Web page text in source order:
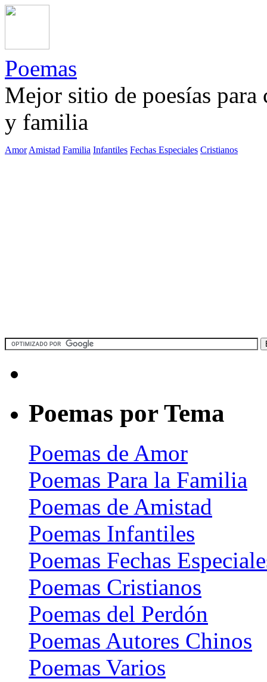
Poemas
Mejor sitio de poesías
y familia
Amor Amistad Familia Infantiles Fechas Especiales Cristianos
Poemas por Tema
Poemas de Amor
Poemas Para la Familia
Poemas de Amistad
Poemas Infantiles
Poemas Fechas
Poemas Cristianos
Poemas del Perdón
Poemas Autores Chinos
Poemas Varios